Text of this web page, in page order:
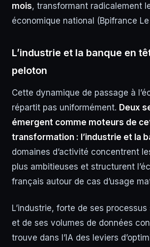
mois, transformant radicalement
économique national (Bpifrance Le
L’industrie et la banque en
peloton
Cette dynamique de passage à
répartit pas uniformément. Deux
émergent comme moteurs de
transformation : l’industrie et la
domaines d’activité concentrent
plus ambitieuses et structurent
français autour de cas d’usage
L’industrie, forte de ses
et de ses volumes de données
trouve dans l’IA des leviers